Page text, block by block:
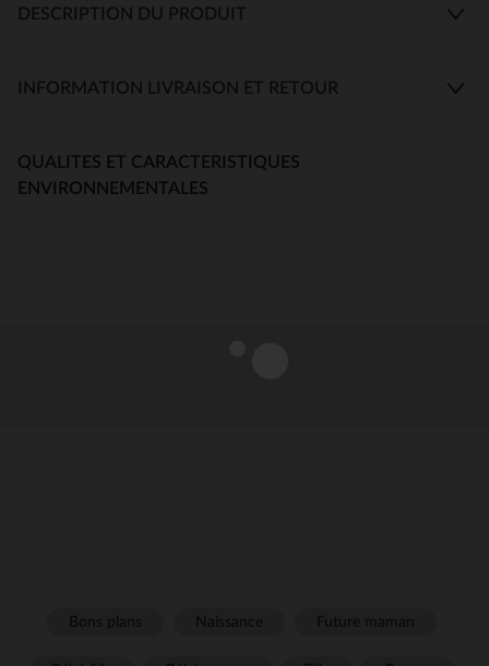
DESCRIPTION DU PRODUIT
INFORMATION LIVRAISON ET RETOUR
QUALITES ET CARACTERISTIQUES
ENVIRONNEMENTALES